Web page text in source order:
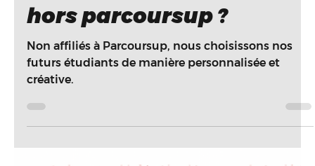
Pourquoi sommes-nous
hors parcoursup ?
Non affiliés à Parcoursup, nous choisissons nos
créative.